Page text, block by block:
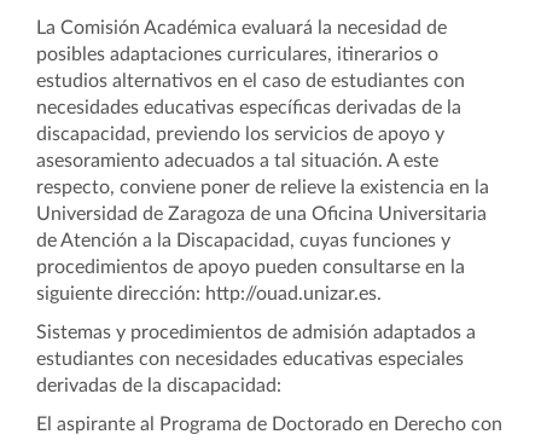
La Comisión Académica evaluará la necesidad de
posibles adaptaciones curriculares, itinerarios o
estudios alternativos en el caso de estudiantes con
necesidades educativas específicas derivadas de la
discapacidad, previendo los servicios de apoyo y
asesoramiento adecuados a tal situación. A este
respecto, conviene poner de relieve la existencia en la
Universidad de Zaragoza de una Oficina Universitaria
de Atención a la Discapacidad, cuyas funciones y
procedimientos de apoyo pueden consultarse en la
siguiente dirección: http://ouad.unizar.es.
Sistemas y procedimientos de admisión adaptados a
estudiantes con necesidades educativas especiales
derivadas de la discapacidad:
El aspirante al Programa de Doctorado en Derecho con